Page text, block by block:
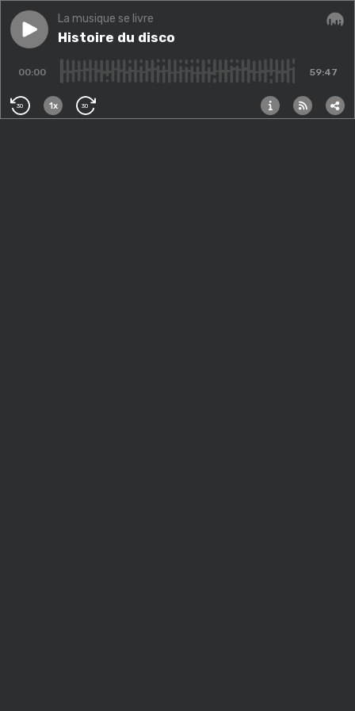
Play episodeHistoire du disco
La musique se livre
Histoire du disco
00:00 59:47
30 1x 30